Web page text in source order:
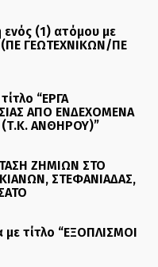
(1) ατόμου με
ΓΕΩΤΕΧΝΙΚΩΝ/ΠΕ
“ΕΡΓΑ
ΑΠΟ ΕΝΔΕΧΟΜΕΝΑ
ΑΝΘΗΡΟΥ)”
ΖΗΜΙΩΝ ΣΤΟ
ΣΤΕΦΑΝΙΑΔΑΣ,
τίτλο “ΕΞΟΠΛΙΣΜΟΙ